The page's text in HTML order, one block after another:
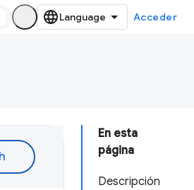
Acceder
En esta
página
Descripción